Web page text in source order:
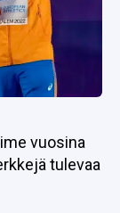
vuosina
tulevaa